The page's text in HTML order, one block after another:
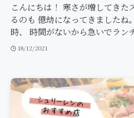
こんにちは！ 寒さが増してき
るのも 億劫になってきましたね
時、 時間がないから急いでラン
18/12/2021